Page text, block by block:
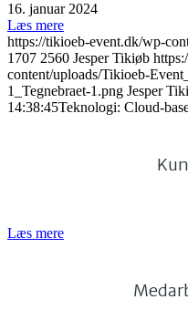
16. januar 2024
Læs mere
https://tikioeb-event.dk/wp-
1707 2560 Jesper Tikiøb
content/uploads/Tikioeb-
1_Tegnebraet-1.png Jesper
14:38:45Teknologi: Cloud-
Læs mere